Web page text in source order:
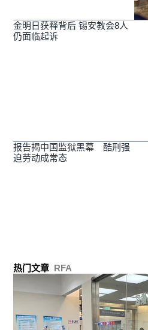
金明日获释背后 锡安教会8人
仍面临起诉
报告揭中国监狱黑幕 酷刑强
迫劳动成常态
热门文章 RFA